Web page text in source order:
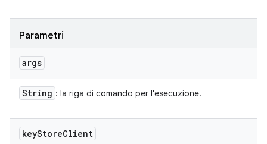
Parametri
args
String : la riga di comando per l'esecuzione.
keyStoreClient